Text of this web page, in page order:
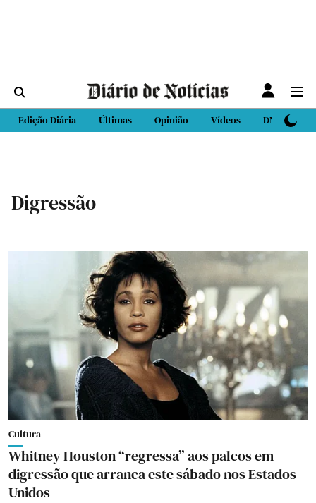
Edição Diária Últimas Opinião Vídeos DN Sport
Digressão
Cultura
Whitney Houston “regressa” aos palcos em
digressão que arranca este sábado nos Estados
Unidos